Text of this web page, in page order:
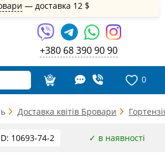
— доставка 12 $
+380 68 390 90 90
0
Доставка квітів Бровари
10693-74-2 ✓ в наявності